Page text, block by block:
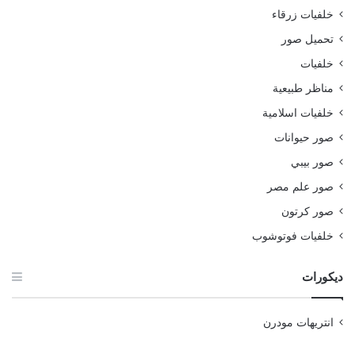
خلفيات زرقاء
تحميل صور
خلفيات
مناظر طبيعية
خلفيات اسلامية
صور حيوانات
صور بيبي
صور علم مصر
صور كرتون
خلفيات فوتوشوب
ديكورات
انتريهات مودرن